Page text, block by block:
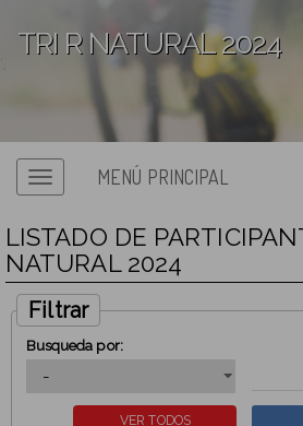
TRI R NATURAL 2024
MENÚ PRINCIPAL
LISTADO DE
NATURAL 2024
Filtrar
Busqueda por: